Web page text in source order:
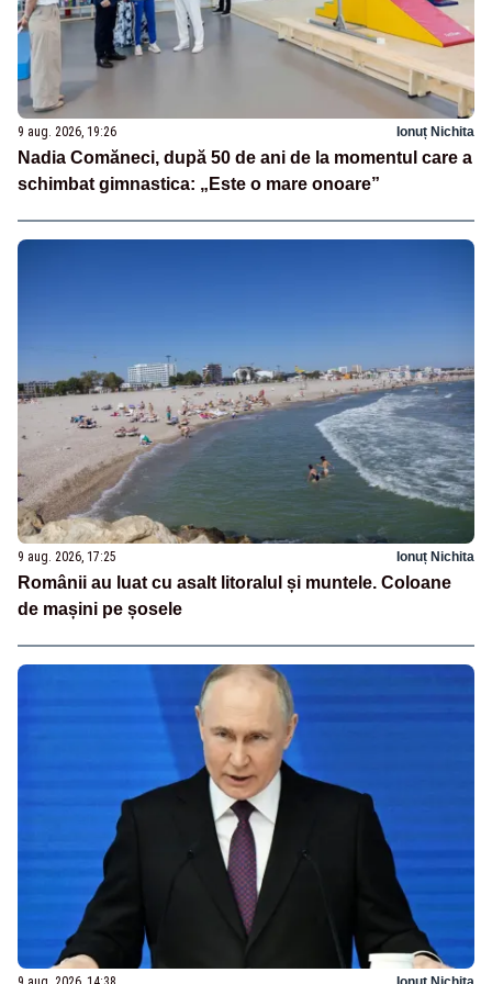
9 aug. 2026, 19:26 Ionuț Nichita
Nadia Comăneci, după 50 de ani de la momentul care a
schimbat gimnastica: „Este o mare onoare”
9 aug. 2026, 17:25 Ionuț Nichita
Românii au luat cu asalt litoralul și muntele. Coloane
de mașini pe șosele